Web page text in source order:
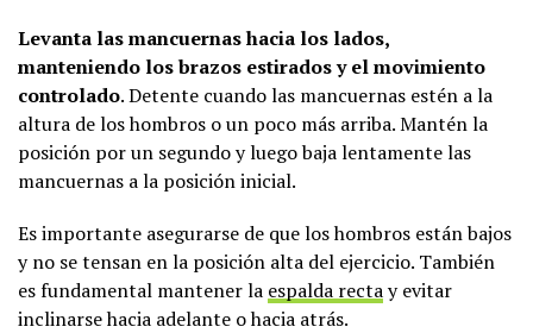
Levanta las mancuernas hacia los lados,
manteniendo los brazos estirados y el movimiento
controlado. Detente cuando las mancuernas estén a la
altura de los hombros o un poco más arriba. Mantén la
posición por un segundo y luego baja lentamente las
mancuernas a la posición inicial.
Es importante asegurarse de que los hombros están bajos
y no se tensan en la posición alta del ejercicio. También
es fundamental mantener la espalda rectay evitar
inclinarse hacia adelante o hacia atrás.